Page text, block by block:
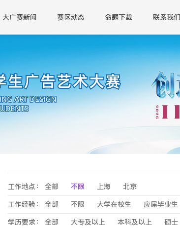
大广赛新闻 赛区动态 命题下载 联系我们
工作地点： 全部 不限 上海 北京
工作经验： 全部 不限 大学在校生 应届毕业生
学历要求： 全部 大专及以上 本科及以上 硕士